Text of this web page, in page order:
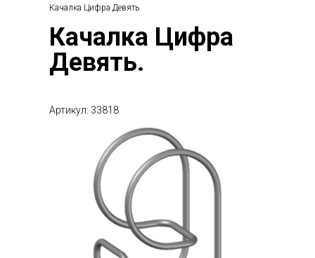
Качалка Цифра Девять.
Качалка Цифра
Девять.
Артикул: 33818